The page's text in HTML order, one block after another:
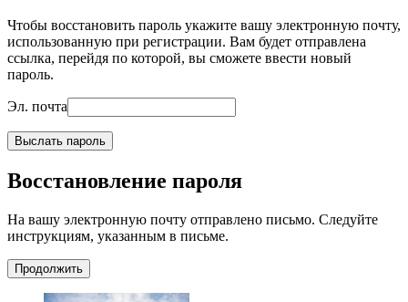
Чтобы восстановить пароль укажите вашу электронную почту,
использованную при регистрации. Вам будет отправлена
ссылка, перейдя по которой, вы сможете ввести новый
пароль.
Эл. почта
Выслать пароль
Восстановление пароля
На вашу электронную почту отправлено письмо. Следуйте
инструкциям, указанным в письме.
Продолжить